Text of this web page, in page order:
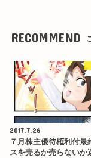
RECOMMEND
2017.7.26
７月株主優待権利付最
スを売るか売らないか